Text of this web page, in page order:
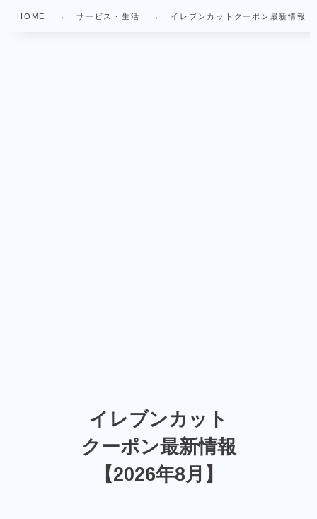
HOME サービス・生活 イレブンカットクーポン最新情報
イレブンカット
クーポン最新情報
【2026年8月】